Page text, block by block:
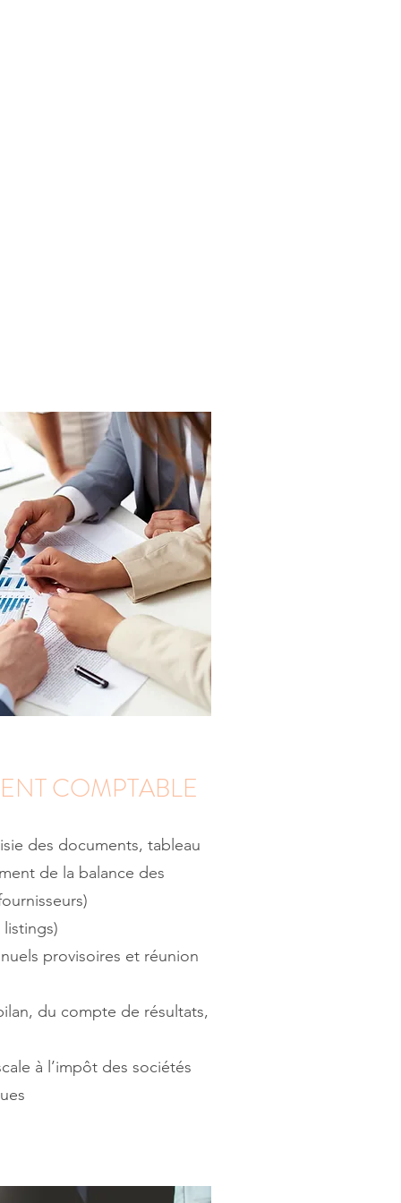
COMPTABLE
des documents, tableau
de la balance des
provisoires et réunion
du compte de résultats,
à l’impôt des sociétés